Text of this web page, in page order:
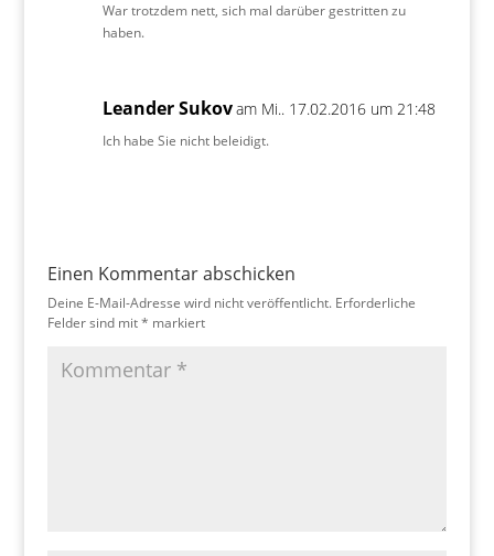
War trotzdem nett, sich mal darüber gestritten zu
haben.
Leander Sukovam Mi.. 17.02.2016 um 21:48
Ich habe Sie nicht beleidigt.
Einen Kommentar abschicken
Deine E-Mail-Adresse wird nicht veröffentlicht. Erforderliche
Felder sind mit* markiert